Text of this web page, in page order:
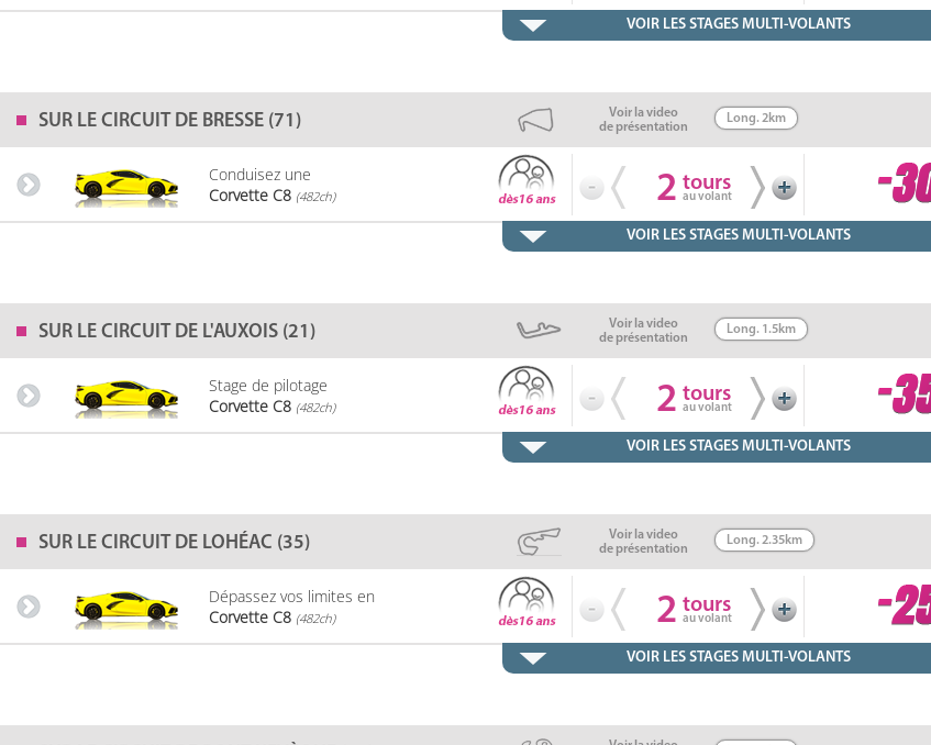
VOIR LES STAGES MULTI-VOLANTS
SUR LE CIRCUIT DE BRESSE (71)
Voir la video
de présentation
Long. 2km
Conduisez une
Corvette C8 (482ch) 2 tours
au volant
VOIR LES STAGES MULTI-VOLANTS
SUR LE CIRCUIT DE L'AUXOIS (21)
Voir la video
de présentation
Long. 1.5km
Stage de pilotage
Corvette C8 (482ch) 2 tours
au volant
VOIR LES STAGES MULTI-VOLANTS
SUR LE CIRCUIT DE LOHÉAC (35)
Voir la video
de présentation
Long. 2.35km
Dépassez vos limites en
Corvette C8 (482ch) 2 tours
au volant
VOIR LES STAGES MULTI-VOLANTS